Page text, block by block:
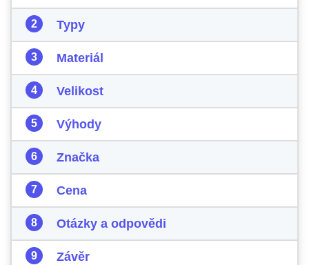
Typy
Materiál
Velikost
Výhody
Značka
Cena
Otázky a odpovědi
Závěr